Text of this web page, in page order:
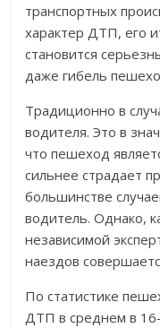
транспортных
характер ДТП, его
становится
даже гибель
Традиционно в
водителя. Это в
что пешеход
сильнее страдает
большинстве
водитель. Однако,
независимой
наездов
По статистике
ДТП в среднем в 16-